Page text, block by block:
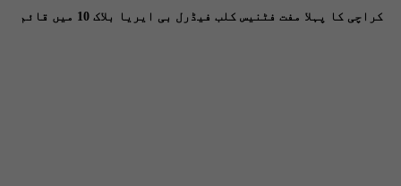
کراچی کا پہلا مفت فٹنیس کلب فیڈرل بی ایریا بلاک 10 میں قائم